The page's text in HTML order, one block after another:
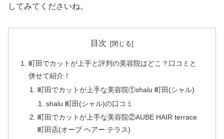
してみてくださいね。
目次
町田でカットが上手と評判の美容院はどこ？口コミと
併せて紹介！
町田でカットが上手な美容院①shalu 町田(シャル)
shalu 町田(シャル)の口コミ
町田でカットが上手な美容院②AUBE HAIR terrace
町田店(オーブ ヘアー テラス)